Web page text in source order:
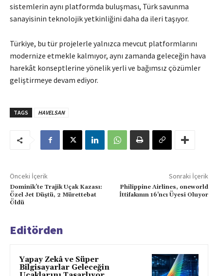
sistemlerin aynı platformda buluşması, Türk savunma
sanayisinin teknolojik yetkinliğini daha da ileri taşıyor.
Türkiye, bu tür projelerle yalnızca mevcut platformlarını
modernize etmekle kalmıyor, aynı zamanda geleceğin hava
harekât konseptlerine yönelik yerli ve bağımsız çözümler
geliştirmeye devam ediyor.
TAGS HAVELSAN
Önceki İçerik
Dominik’te Trajik Uçak Kazası:
Özel Jet Düştü, 2 Mürettebat
Öldü
Sonraki İçerik
Philippine Airlines, oneworld
İttifakının 16’ncı Üyesi Oluyor
Editörden
Yapay Zekâ ve Süper
Bilgisayarlar Geleceğin